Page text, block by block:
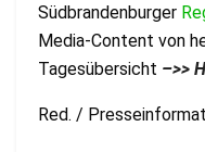
Südbrandenburger
Media-Content von
Tagesübersicht –>>
Red. /